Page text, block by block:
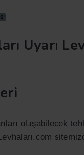
0
Uyarı
oluşabilecek